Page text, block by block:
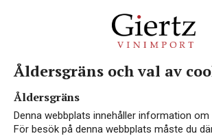
Vin från Chianti
Åldersgräns och val av
Åldersgräns
Denna webbplats innehåller information om
För besök på denna webbplats måste du